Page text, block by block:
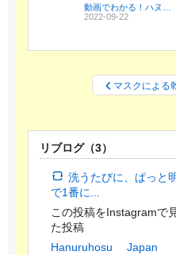
2022-09-22
マスクによる
リブログ（3）
洗うたびに、ぱっと
で1番に...
この投稿をInstagramで見る ハヌルホス・ジャパン(@hanuruhosu.japan)
た投稿
Hanuruhosu Japan